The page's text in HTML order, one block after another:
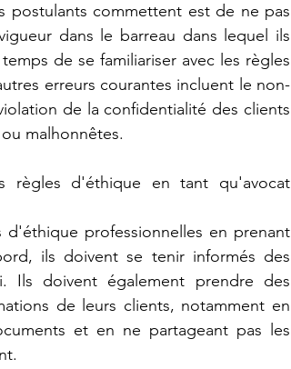
postulants commettent est de ne pas
dans le barreau dans lequel ils
de se familiariser avec les règles
erreurs courantes incluent le non-
de la confidentialité des clients
malhonnêtes.
règles d'éthique en tant qu'avocat
d'éthique professionnelles en prenant
ils doivent se tenir informés des
Ils doivent également prendre des
de leurs clients, notamment en
et en ne partageant pas les